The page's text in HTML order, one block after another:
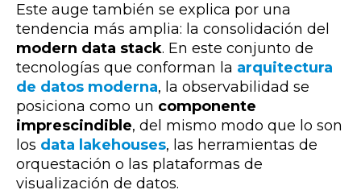
Este auge también se explica por una
tendencia más amplia: la consolidación del
modern data stack. En este conjunto de
tecnologías que conforman la arquitectura
de datos moderna, la observabilidad se
posiciona como un componente
imprescindible, del mismo modo que lo son
los data lakehouses, las herramientas de
orquestación o las plataformas de
visualización de datos.